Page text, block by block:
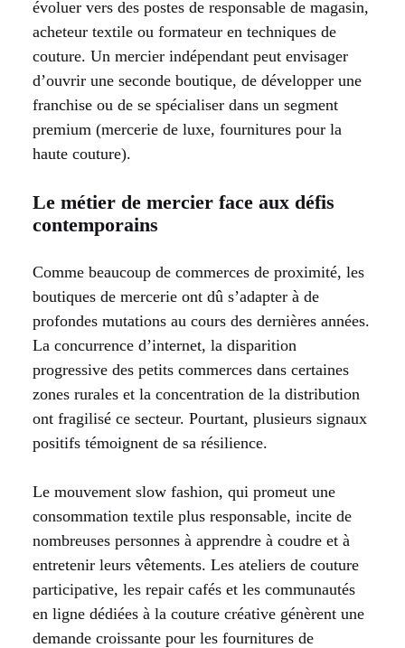
évoluer vers des postes de responsable de magasin,
acheteur textile ou formateur en techniques de
couture. Un mercier indépendant peut envisager
d’ouvrir une seconde boutique, de développer une
franchise ou de se spécialiser dans un segment
premium (mercerie de luxe, fournitures pour la
haute couture).
Le métier de mercier face aux défis
contemporains
Comme beaucoup de commerces de proximité, les
boutiques de mercerie ont dû s’adapter à de
profondes mutations au cours des dernières années.
La concurrence d’internet, la disparition
progressive des petits commerces dans certaines
zones rurales et la concentration de la distribution
ont fragilisé ce secteur. Pourtant, plusieurs signaux
positifs témoignent de sa résilience.
Le mouvement slow fashion, qui promeut une
consommation textile plus responsable, incite de
nombreuses personnes à apprendre à coudre et à
entretenir leurs vêtements. Les ateliers de couture
participative, les repair cafés et les communautés
en ligne dédiées à la couture créative génèrent une
demande croissante pour les fournitures de